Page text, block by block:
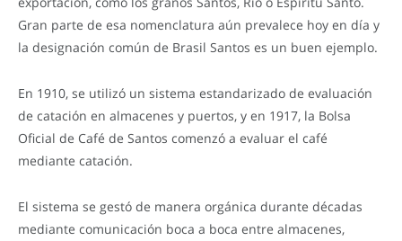
Gran parte de esa nomenclatura aún prevalece hoy en día y
la designación común de Brasil Santos es un buen ejemplo.
En 1910, se utilizó un sistema estandarizado de evaluación
de catación en almacenes y puertos, y en 1917, la Bolsa
Oficial de Café de Santos comenzó a evaluar el café
mediante catación.
El sistema se gestó de manera orgánica durante décadas
mediante comunicación boca a boca entre almacenes,